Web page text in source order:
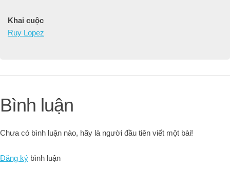
Khai cuộc
Ruy Lopez
Bình luận
Chưa có bình luận nào, hãy là người đầu tiên viết một bài!
Đăng ký bình luận